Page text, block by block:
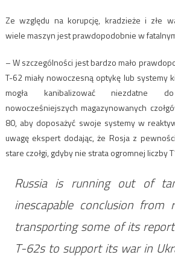
Ze względu na korupcję, kradzieże i złe
wiele maszyn jest prawdopodobnie w
– W szczególności jest bardzo mało
T-62 miały nowoczesną optykę lub systemy
mogła kanibalizować niezdatne
nowocześniejszych magazynowanych
80, aby doposażyć swoje systemy w
uwagę ekspert dodając, że Rosja z
stare czołgi, gdyby nie strata ogromnej liczby
Russia is running out of
inescapable conclusion
transporting some of its
T-62s to support its war in